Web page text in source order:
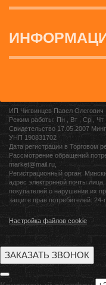
ИП Чигвинцев Павел Олегович
Режим работы: Пн , Вт , Ср , Чт
Свидетельство 17.05.2007
УНП 190831702
Дата регистрации в Торговом
Рассмотрение обращений
market@mail.ru,
Регистрационный орган:
адрес электронной почты
покупателей о нарушении их
защите прав потребителей:
Настройка файлов cookie
ЗАКАЗАТЬ ЗВОНОК